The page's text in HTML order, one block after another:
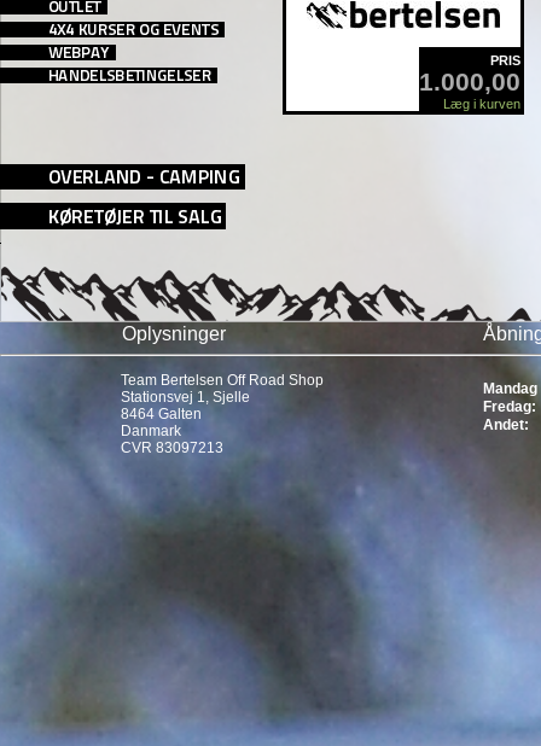
PRIS
1.000,00
Læg i kurven
Oplysninger
Team Bertelsen Off Road Shop
Stationsvej 1, Sjelle
8464 Galten
Danmark
CVR 83097213
Fredag:
Andet: